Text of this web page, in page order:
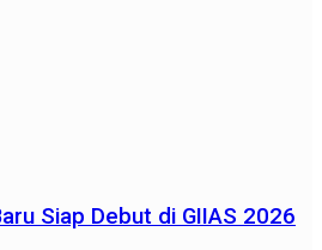
Siap Debut di GIIAS 2026